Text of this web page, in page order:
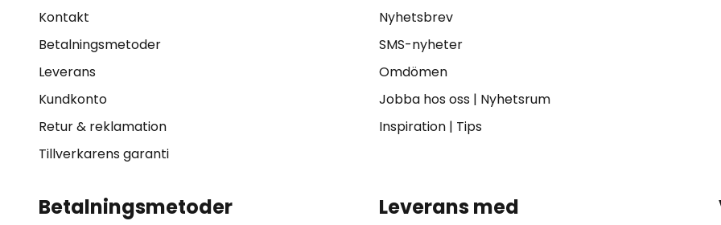
Kontakt
Betalningsmetoder
Leverans
Kundkonto
Retur & reklamation
Tillverkarens garanti
Nyhetsbrev
SMS-nyheter
Omdömen
Jobba hos oss| Nyhetsrum
Inspiration| Tips
Betalningsmetoder Leverans med